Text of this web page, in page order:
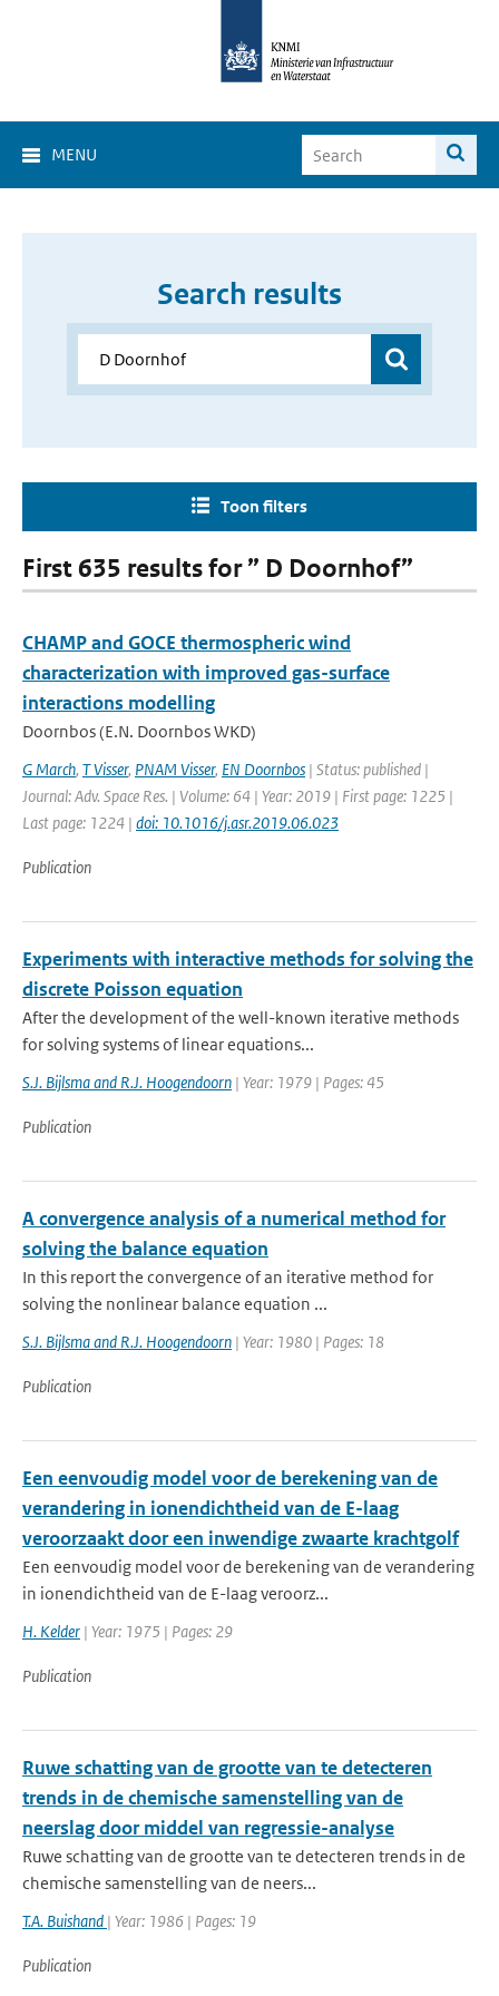
MENU
Search results
Toon filters
First 635 results for ” D Doornhof”
CHAMP and GOCE thermospheric wind
characterization with improved gas-surface
interactions modelling
Doornbos (E.N. Doornbos WKD)
G March, T Visser, PNAM Visser, EN Doornbos | Status: published |
Journal: Adv. Space Res. | Volume: 64 | Year: 2019 | First page: 1225 |
Last page: 1224 | doi: 10.1016/j.asr.2019.06.023
Publication
Experiments with interactive methods for solving the
discrete Poisson equation
After the development of the well-known iterative methods
for solving systems of linear equations...
S.J. Bijlsma and R.J. Hoogendoorn | Year: 1979 | Pages: 45
Publication
A convergence analysis of a numerical method for
solving the balance equation
In this report the convergence of an iterative method for
solving the nonlinear balance equation ...
S.J. Bijlsma and R.J. Hoogendoorn | Year: 1980 | Pages: 18
Publication
Een eenvoudig model voor de berekening van de
verandering in ionendichtheid van de E-laag
veroorzaakt door een inwendige zwaarte krachtgolf
Een eenvoudig model voor de berekening van de verandering
in ionendichtheid van de E-laag veroorz...
H. Kelder | Year: 1975 | Pages: 29
Publication
Ruwe schatting van de grootte van te detecteren
trends in de chemische samenstelling van de
neerslag door middel van regressie-analyse
Ruwe schatting van de grootte van te detecteren trends in de
chemische samenstelling van de neers...
T.A. Buishand | Year: 1986 | Pages: 19
Publication